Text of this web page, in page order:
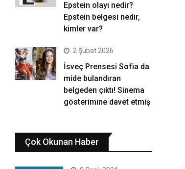
Epstein olayı nedir?
Epstein belgesi nedir,
kimler var?
2 Şubat 2026
İsveç Prensesi Sofia da
mide bulandıran
belgeden çıktı! Sinema
gösterimine davet etmiş
Çok Okunan Haber